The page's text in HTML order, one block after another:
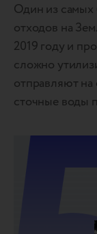
Один из самых
отходов на
2019 году и
сложно
отправляют на
сточные воды